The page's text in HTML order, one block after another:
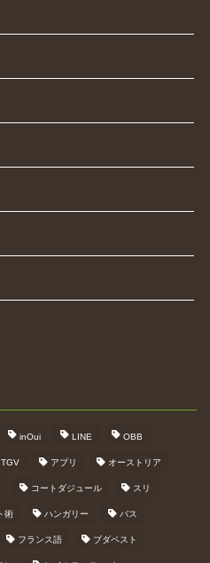
inOui LINE OBB
TGV アプリ オーストリア
コートダジュール スリ
術 ハンガリー バス
フランス語 ブダペスト